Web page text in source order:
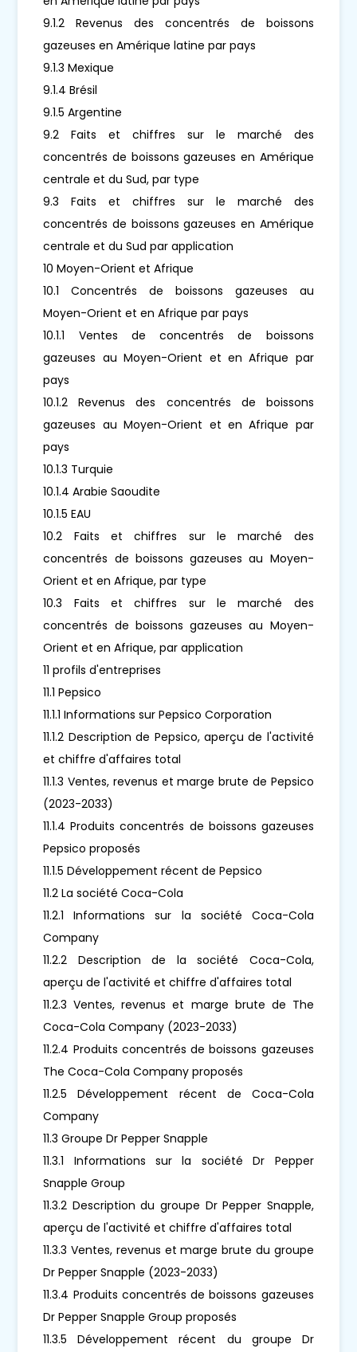
9.1.2 Revenus des concentrés de boissons
gazeuses en Amérique latine par pays
9.1.3 Mexique
9.1.4 Brésil
9.1.5 Argentine
9.2 Faits et chiffres sur le marché des
concentrés de boissons gazeuses en Amérique
centrale et du Sud, par type
9.3 Faits et chiffres sur le marché des
concentrés de boissons gazeuses en Amérique
centrale et du Sud par application
10 Moyen-Orient et Afrique
10.1 Concentrés de boissons gazeuses au
Moyen-Orient et en Afrique par pays
10.1.1 Ventes de concentrés de boissons
gazeuses au Moyen-Orient et en Afrique par
pays
10.1.2 Revenus des concentrés de boissons
gazeuses au Moyen-Orient et en Afrique par
pays
10.1.3 Turquie
10.1.4 Arabie Saoudite
10.1.5 EAU
10.2 Faits et chiffres sur le marché des
concentrés de boissons gazeuses au Moyen-
Orient et en Afrique, par type
10.3 Faits et chiffres sur le marché des
concentrés de boissons gazeuses au Moyen-
Orient et en Afrique, par application
11 profils d'entreprises
11.1 Pepsico
11.1.1 Informations sur Pepsico Corporation
11.1.2 Description de Pepsico, aperçu de l'activité
et chiffre d'affaires total
11.1.3 Ventes, revenus et marge brute de Pepsico
(2023-2033)
11.1.4 Produits concentrés de boissons gazeuses
Pepsico proposés
11.1.5 Développement récent de Pepsico
11.2 La société Coca-Cola
11.2.1 Informations sur la société Coca-Cola
Company
11.2.2 Description de la société Coca-Cola,
aperçu de l'activité et chiffre d'affaires total
11.2.3 Ventes, revenus et marge brute de The
Coca-Cola Company (2023-2033)
11.2.4 Produits concentrés de boissons gazeuses
The Coca-Cola Company proposés
11.2.5 Développement récent de Coca-Cola
Company
11.3 Groupe Dr Pepper Snapple
11.3.1 Informations sur la société Dr Pepper
Snapple Group
11.3.2 Description du groupe Dr Pepper Snapple,
aperçu de l'activité et chiffre d'affaires total
11.3.3 Ventes, revenus et marge brute du groupe
Dr Pepper Snapple (2023-2033)
11.3.4 Produits concentrés de boissons gazeuses
Dr Pepper Snapple Group proposés
11.3.5 Développement récent du groupe Dr